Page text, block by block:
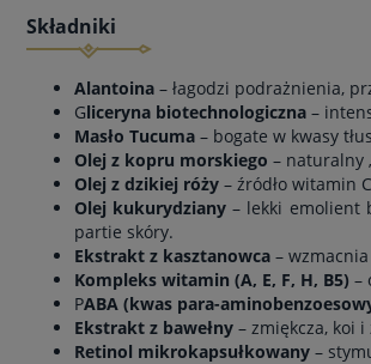
SZAMPON ZAGĘSZCZAJĄCY
197,00 zł
Składniki
Alantoina – łagodzi podrażnienia,
Gliceryna biotechnologiczna –
Masło Tucuma – bogate w kwasy
Olej z kopru morskiego – naturalny
Olej z dzikiej róży – źródło witamin
Olej kukurydziany – lekki emolient
partie skóry.
Ekstrakt z kasztanowca –
Kompleks witamin (A, E, F, H, B5) –
PABA (kwas para-
Ekstrakt z bawełny – zmiękcza, koi
Retinol mikrokapsułkowany –